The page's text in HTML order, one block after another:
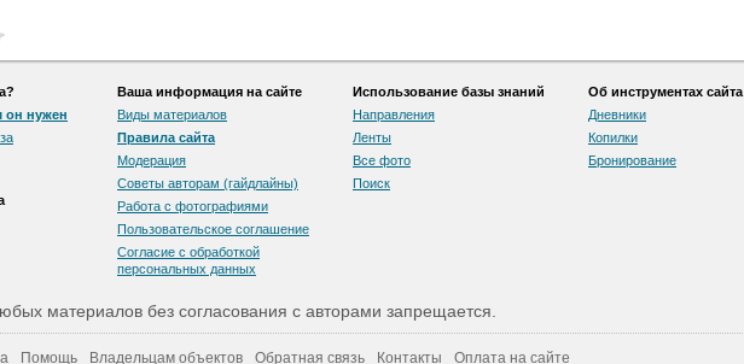
он нужен
Ваша информация на сайте
Виды материалов
Правила сайта
Модерация
Советы авторам (гайдлайны)
Работа с фотографиями
Пользовательскоe соглашение
Согласие с обработкой
персональных данных
Использование базы знаний
Направления
Ленты
Все фото
Поиск
Об инструментах сайта
Дневники
Копилки
Бронирование
материалов без согласования с авторами запрещается.
Помощь Владельцам объектов Обратная связь Контакты Оплата на сайте